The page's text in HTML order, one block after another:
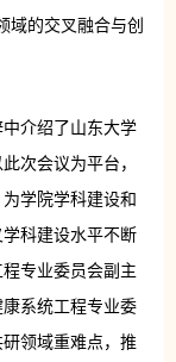
域的交叉融合与创
介绍了山东大学
次会议为平台，
学院学科建设和
科建设水平不断
专业委员会副主
系统工程专业委
领域重难点，推